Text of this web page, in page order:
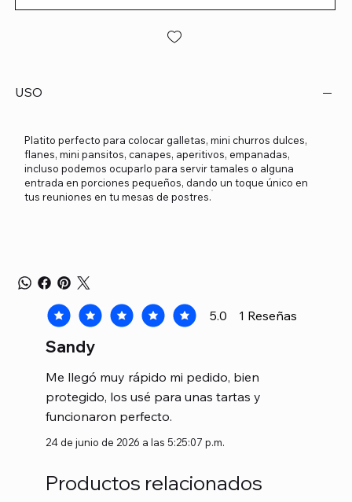
USO
Platito perfecto para colocar galletas, mini churros dulces,
flanes, mini pansitos, canapes, aperitivos, empanadas,
incluso podemos ocuparlo para servir tamales o alguna
entrada en porciones pequeños, dando un toque único en
tus reuniones en tu mesas de postres.
5.0 1 Reseñas
la calificación promedio es 5 de 5, basada en 1
Sandy
Me llegó muy rápido mi pedido, bien
protegido, los usé para unas tartas y
funcionaron perfecto.
24 de junio de 2026 a las 5:25:07 p.m.
Productos relacionados